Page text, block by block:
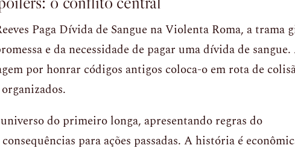
Paga Dívida de Sangue na Violenta Roma, a trama
e da necessidade de pagar uma dívida de sangue.
por honrar códigos antigos coloca-o em rota de
do primeiro longa, apresentando regras do
para ações passadas. A história é